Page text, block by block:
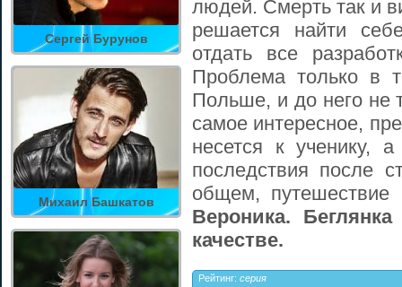
Сергей Бурунов
Михаил Башкатов
людей. Смерть так и
решается найти
отдать все
Проблема только в
Польше, и до него не
самое интересное,
несется к ученику,
последствия после
общем,
Вероника.
качестве.
Рейтинг: серия